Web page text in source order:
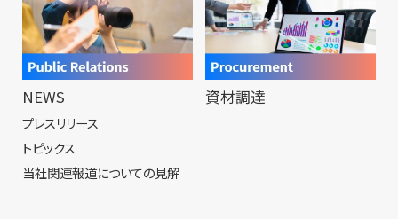
NEWS
プレスリリース
トピックス
当社関連報道についての見解
資材調達